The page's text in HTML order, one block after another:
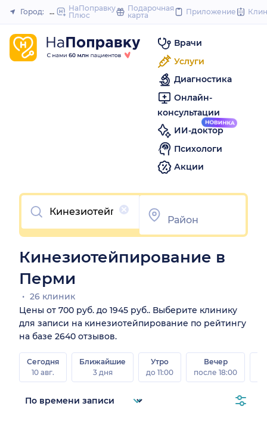
to
Закрыть
Город: ПермьНаПоправку
Плюс
Подарочная
карта
Приложение
Врачи
Услуги
Диагностика
Онлайн-
консультации
ИИ-доктор
Психологи
Акции
Очистить
Кинезиотейпирование в
Перми
26 клиник
Цены от 700 руб. до 1945 руб.. Выберите клинику
для записи на кинезиотейпирование по рейтингу
на базе 2640 отзывов.
Сегодня
10 авг.
Ближайшие
3 дня
Утро
до 11:00
Вечер
после 18:00